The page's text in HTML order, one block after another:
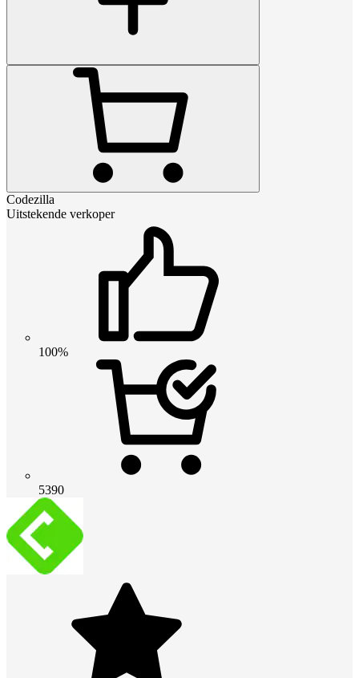
Codezilla
Uitstekende verkoper
100%
5390